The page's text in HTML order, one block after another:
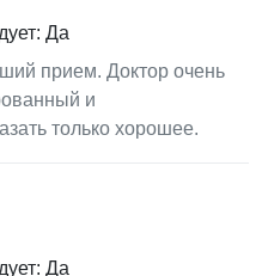
Да
прием. Доктор очень
и
только хорошее.
Да